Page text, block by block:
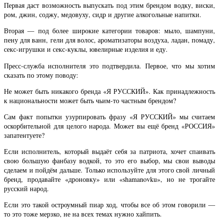
Первая даст возможность выпускать под этим брендом водку, виски,
ром, джин, соджу, медовуху, сидр и другие алкогольные напитки.
Вторая — под более широкие категории товаров: мыло, шампуни,
пену для ванн, гели для волос, ароматизаторы воздуха, ладан, помаду,
секс-игрушки и секс-куклы, ювелирные изделия и еду.
Пресс-служба исполнителя это подтвердила. Первое, что мы хотим
сказать по этому поводу:
Не может быть никакого бренда «Я РУССКИЙ». Как принадлежность
к национальности может быть чьим-то частным брендом?
Сам факт попытки узурпировать фразу «Я РУССКИЙ» мы считаем
оскорбительной для целого народа. Может вы ещё бренд «РОССИЯ»
запатентуете?
Если исполнитель, который выдаёт себя за патриота, хочет спаивать
свою большую фанбазу водкой, то это его выбор, мы свои выводы
сделаем и пойдём дальше. Только используйте для этого свой личный
бренд, продавайте «дроновку» или «shamanovku», но не трогайте
русский народ.
Если это такой остроумный пиар ход, чтобы все об этом говорили —
то это тоже мерзко, не на всех темах нужно хайпить.